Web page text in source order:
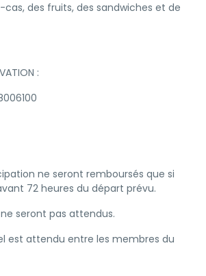
cas, des fruits, des sandwiches et de
:
ne seront remboursés que si
72 heures du départ prévu.
seront pas attendus.
est attendu entre les membres du